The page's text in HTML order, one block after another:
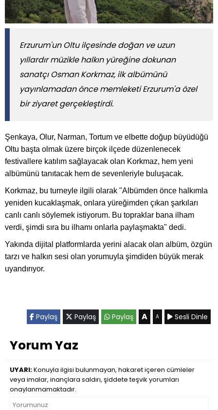
Erzurum'un Oltu ilçesinde doğan ve uzun
yıllardır müzikle halkın yüreğine dokunan
sanatçı Osman Korkmaz, ilk albümünü
yayınlamadan önce memleketi Erzurum'a özel
bir ziyaret gerçekleştirdi.
Şenkaya, Olur, Narman, Tortum ve elbette doğup büyüdüğü
Oltu başta olmak üzere birçok ilçede düzenlenecek
festivallere katılım sağlayacak olan Korkmaz, hem yeni
albümünü tanıtacak hem de sevenleriyle buluşacak.
Korkmaz, bu turneyle ilgili olarak "Albümden önce halkımla
yeniden kucaklaşmak, onlara yüreğimden çıkan şarkıları
canlı canlı söylemek istiyorum. Bu topraklar bana ilham
verdi, şimdi sıra bu ilhamı onlarla paylaşmakta" dedi.
Yakında dijital platformlarda yerini alacak olan albüm, özgün
tarzı ve halkın sesi olan yorumuyla şimdiden büyük merak
uyandırıyor.
Paylaş Paylaş Paylaş A A Sesli Dinle
Yorum Yaz
UYARI:Konuyla ilgisi bulunmayan, hakaret içeren cümleler
veya imalar, inançlara saldırı, şiddete teşvik yorumları
onaylanmamaktadır.